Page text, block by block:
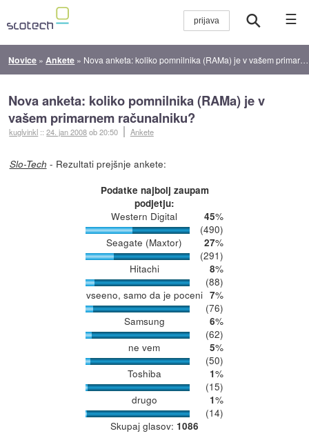
☰
Novice » Ankete » Nova anketa: koliko pomnilnika (RAMa) je v vašem primarnem računalniku?
Nova anketa: koliko pomnilnika (RAMa) je v
vašem primarnem računalniku?
kuglvinkl ::24. jan 2008ob 20:50 Ankete
Slo-Tech - Rezultati prejšnje ankete:
Podatke najbolj zaupam
podjetju:
Western Digital 45%
(490)
Seagate (Maxtor)
27%
(291)
Hitachi
8%
(88)
vseeno, samo da je poceni 7%
(76)
Samsung
6%
(62)
ne vem
5%
(50)
Toshiba
1%
(15)
drugo
1%
(14)
Skupaj glasov: 1086